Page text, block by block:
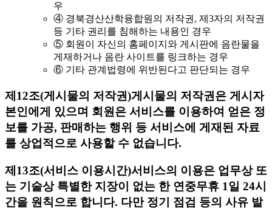
우
④ 경북경산산학융합원의 저작권, 제3자의 저작권
등 기타 권리를 침해하는 내용인 경우
⑤ 회원이 자신의 홈페이지와 게시판에 음란물을
게재하거나 음란 사이트를 링크하는 경우
⑥ 기타 관계법령에 위반된다고 판단되는 경우
제12조(게시물의 저작권)게시물의 저작권은 게시자
본인에게 있으며 회원은 서비스를 이용하여 얻은 정
보를 가공, 판매하는 행위 등 서비스에 게재된 자료
를 상업적으로 사용할 수 없습니다.
제13조(서비스 이용시간)서비스의 이용은 업무상 또
는 기술상 특별한 지장이 없는 한 연중무휴 1일 24시
간을 원칙으로 합니다. 다만 정기 점검 등의 사유 발